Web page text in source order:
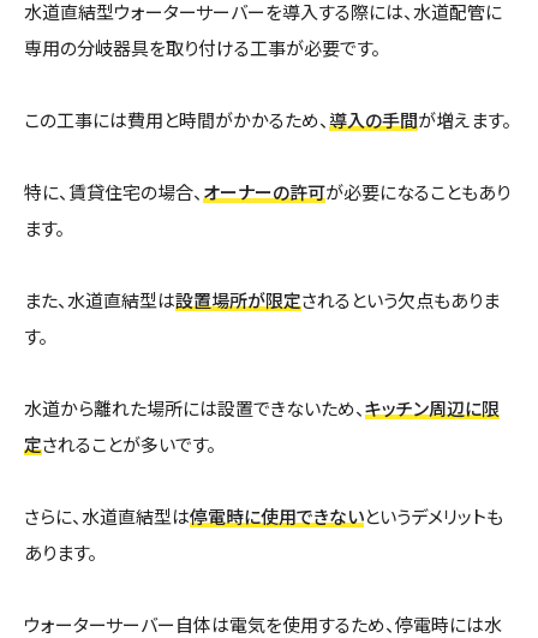
水道直結型ウォーターサーバーを導入する際には、水道配管に
専用の分岐器具を取り付ける工事が必要です。
この工事には費用と時間がかかるため、 導入の手間が増えます。
特に、賃貸住宅の場合、 オーナーの許可が必要になることもあり
ます。
また、水道直結型は設置場所が限定されるという欠点もありま
す。
水道から離れた場所には設置できないため、 キッチン周辺に限
定されることが多いです。
さらに、水道直結型は停電時に使用できないというデメリットも
あります。
ウォーターサーバー自体は電気を使用するため、停電時には水